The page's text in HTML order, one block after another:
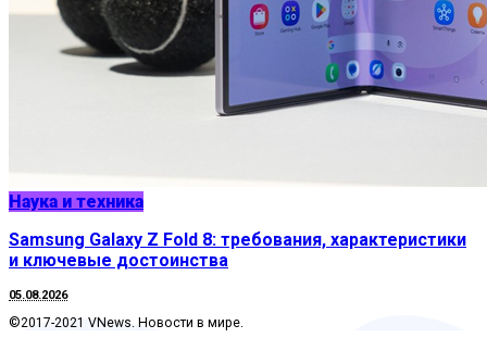
Наука и техника
Samsung Galaxy Z Fold 8: требования, характеристики
и ключевые достоинства
05.08.2026
©2017-2021 VNews. Новости в мире.